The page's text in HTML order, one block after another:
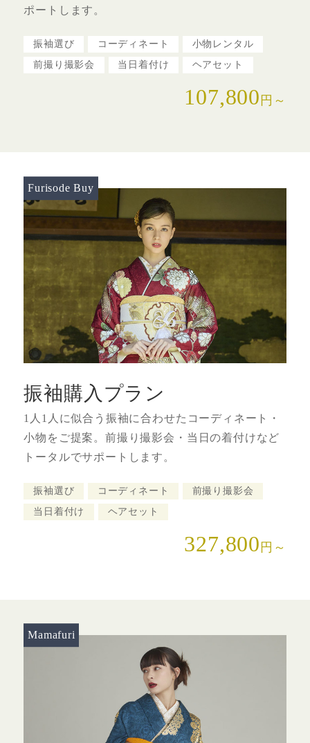
ポートします。
振袖選び コーディネート
小物レンタル
前撮り撮影会
当日着付け ヘアセット
107,800 円～
Furisode Buy
振袖購入プラン
1人1人に似合う振袖に合わせたコーディネート・
小物をご提案。前撮り撮影会・当日の着付けなど
トータルでサポートします。
振袖選び コーディネート
前撮り撮影会
当日着付け
ヘアセット
327,800 円～
Mamafuri